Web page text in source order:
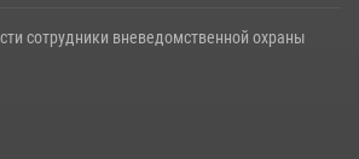
сотрудники вневедомственной охраны